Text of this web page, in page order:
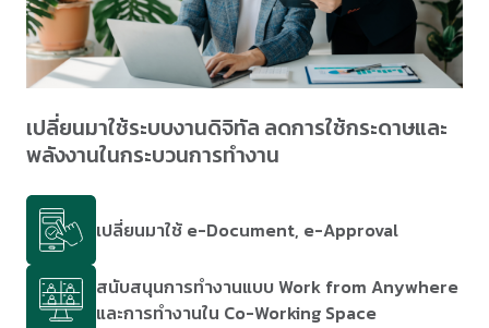
เปลี่ยนมาใช้ระบบงานดิจิทัล ลดการใช้กระดาษและ
พลังงานในกระบวนการทำงาน
เปลี่ยนมาใช้ e-Document, e-Approval
สนับสนุนการทำงานแบบ Work from Anywhere
และการทำงานใน Co-Working Space